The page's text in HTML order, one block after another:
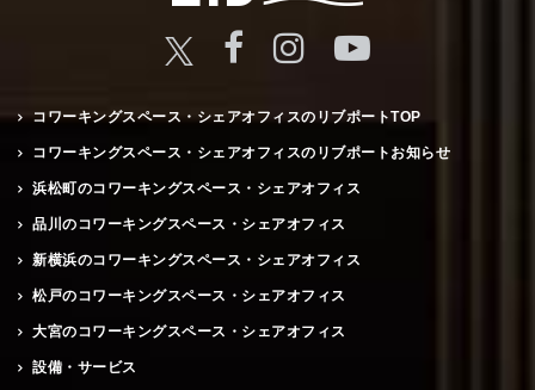
コワーキングスペース・シェアオフィスのリブポートTOP
コワーキングスペース・シェアオフィスのリブポートお知らせ
浜松町のコワーキングスペース・シェアオフィス
品川のコワーキングスペース・シェアオフィス
新横浜のコワーキングスペース・シェアオフィス
松戸のコワーキングスペース・シェアオフィス
大宮のコワーキングスペース・シェアオフィス
設備・サービス